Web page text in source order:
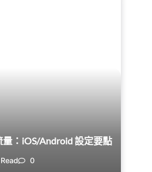
量：iOS/Android 設定要點
0